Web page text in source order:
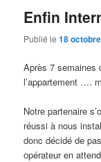
Enfin
Publié le18
Après 7 semaines
l’appartement ….
Notre partenaire
réussi à nous
donc décidé de
opérateur en